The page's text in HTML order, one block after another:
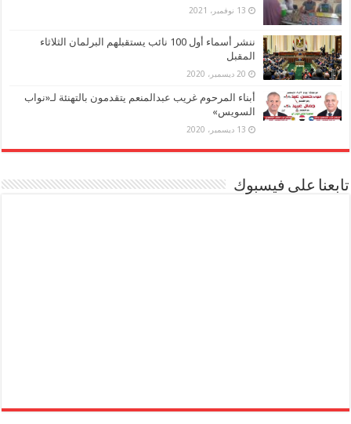
13 نوفمبر، 2021
ننشر أسماء أول 100 نائب يستقبلهم البرلمان الثلاثاء
المقبل
20 ديسمبر، 2020
أبناء المرحوم غريب عبدالمنعم يتقدمون بالتهنئة لـ«نواب
السويس»
13 ديسمبر، 2020
تابعنا على فيسبوك